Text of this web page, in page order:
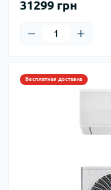
31299 грн
Бесплатная доставка